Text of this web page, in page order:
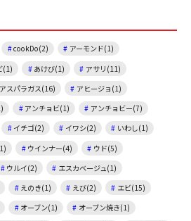
cookDo(2)
アーモンド(1)
(1) あけび(1)
アサリ(11)
アスパラガス(16)
アヒージョ(1)
アンチョビ(1)
アンチョビー(7)
イチゴ(2) イワシ(2)
いわし(1)
ウインナー(4)
ウド(5)
ウルイ(2)
エスカベージュ(1)
えのき(1) えび(2)
エビ(15)
オーブン(1)
オーブン焼き(1)